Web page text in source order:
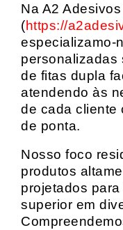
Na A2 Adesivos
(https://
especializamo-
personalizadas
de fitas dupla
atendendo às
de cada cliente
de ponta.
Nosso foco
produtos
projetados
superior em